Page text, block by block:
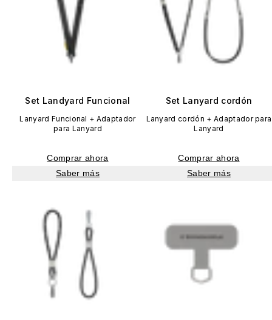
Set Landyard Funcional
Lanyard Funcional + Adaptador
para Lanyard
Comprar ahora
Saber más
Set Lanyard cordón
Lanyard cordón + Adaptador para
Lanyard
Comprar ahora
Saber más